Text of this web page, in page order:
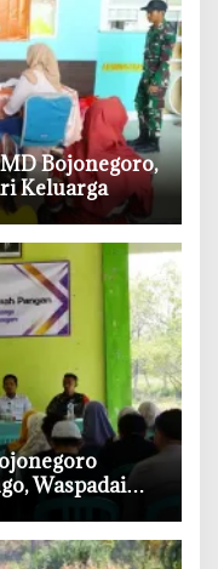
Bojonegoro,
Keluarga
Waspadai